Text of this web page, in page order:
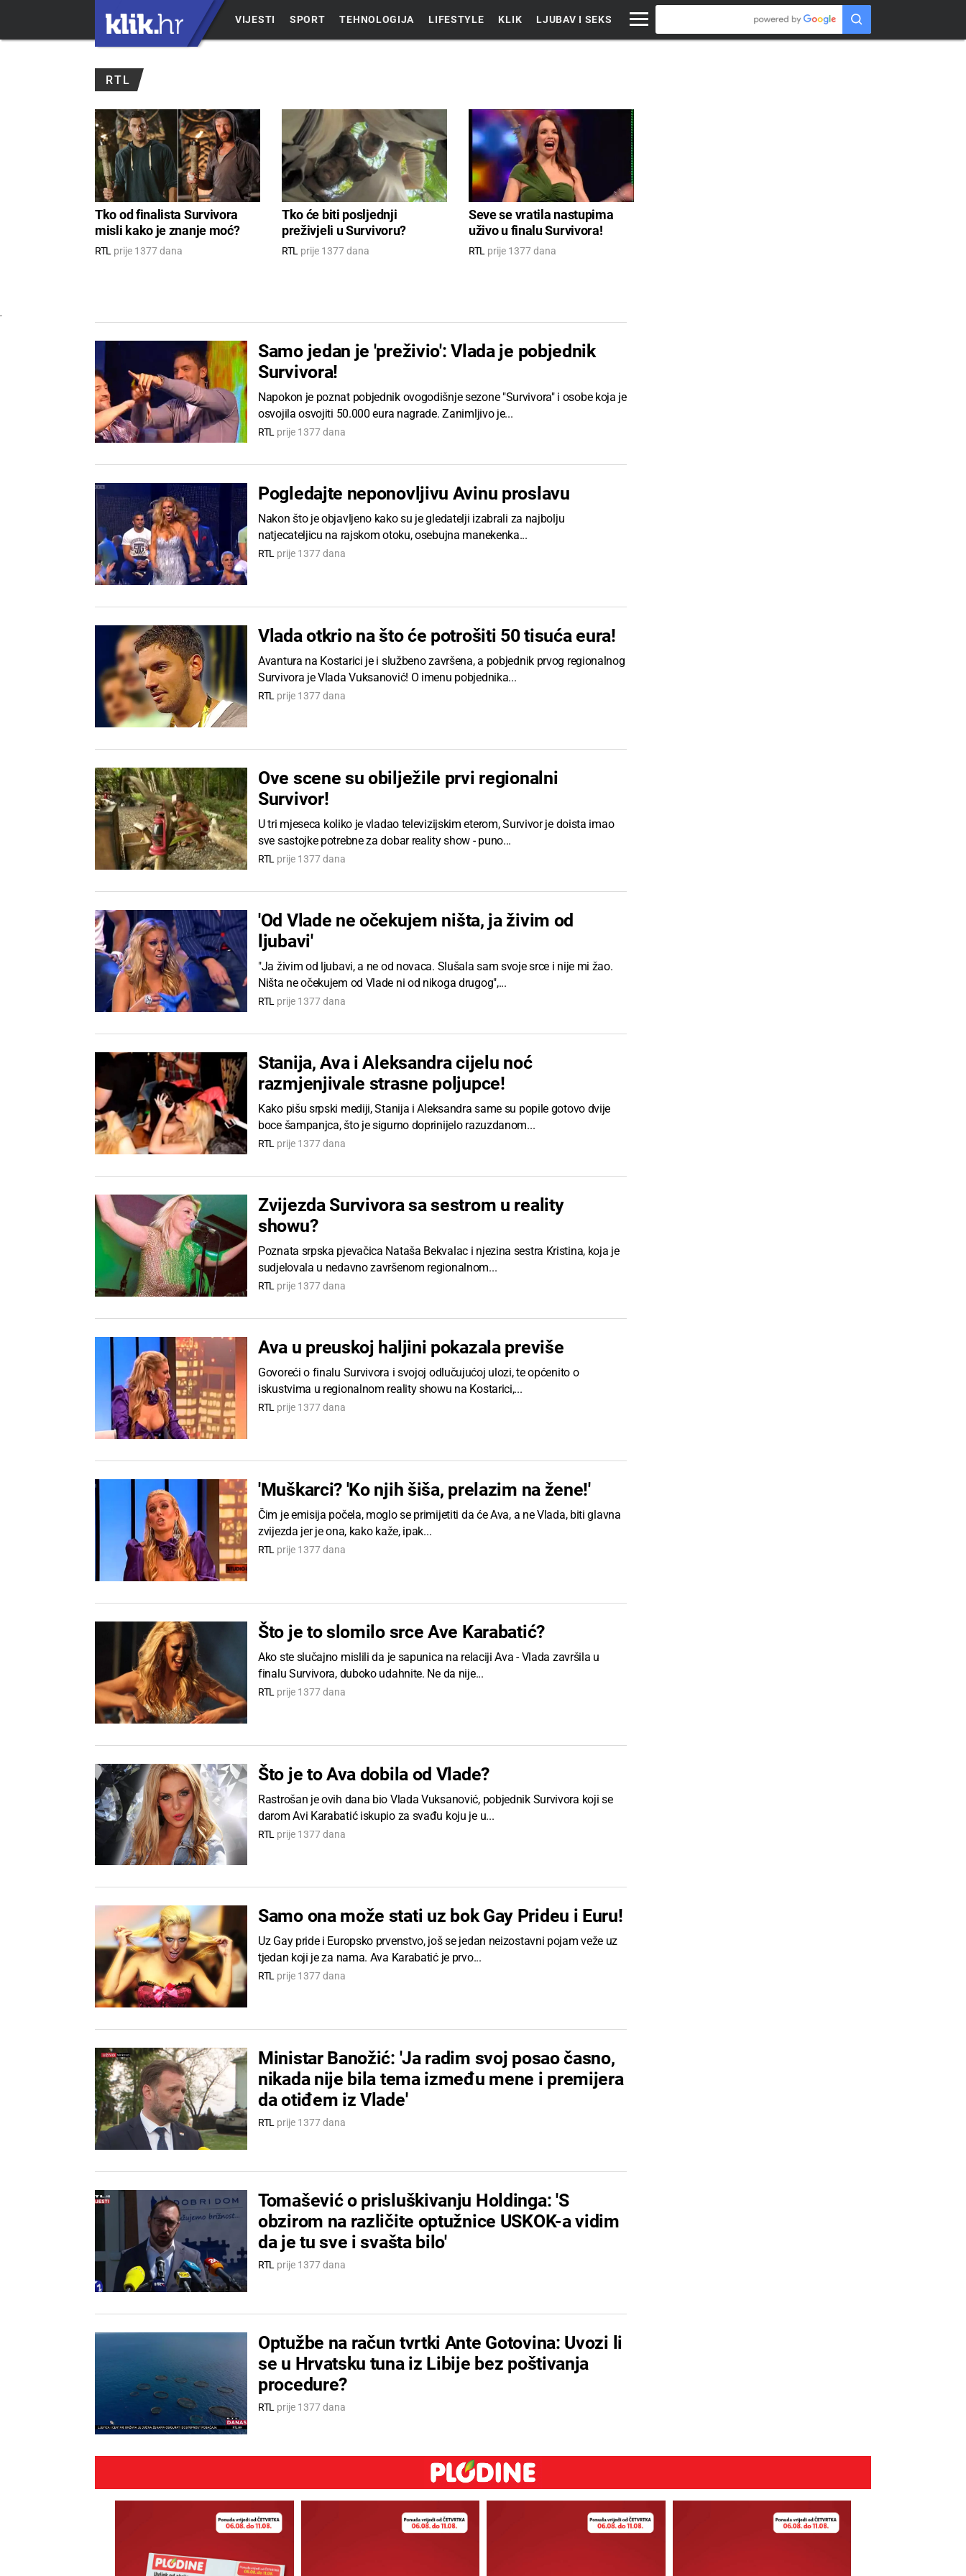
VIJESTI SPORT TEHNOLOGIJA LIFESTYLE KLIK LJUBAV I SEKS
RTL
Tko od finalista Survivora
misli kako je znanje moć?
RTL prije 1377 dana
Tko će biti posljednji
preživjeli u Survivoru?
RTL prije 1377 dana
Seve se vratila nastupima
uživo u finalu Survivora!
RTL prije 1377 dana
-
Samo jedan je 'preživio': Vlada je pobjednik
Survivora!
Napokon je poznat pobjednik ovogodišnje sezone "Survivora" i osobe koja je
osvojila osvojiti 50.000 eura nagrade. Zanimljivo je...
RTL prije 1377 dana
Pogledajte neponovljivu Avinu proslavu
Nakon što je objavljeno kako su je gledatelji izabrali za najbolju
natjecateljicu na rajskom otoku, osebujna manekenka...
RTL prije 1377 dana
Vlada otkrio na što će potrošiti 50 tisuća eura!
Avantura na Kostarici je i službeno završena, a pobjednik prvog regionalnog
Survivora je Vlada Vuksanović! O imenu pobjednika...
RTL prije 1377 dana
Ove scene su obilježile prvi regionalni
Survivor!
U tri mjeseca koliko je vladao televizijskim eterom, Survivor je doista imao
sve sastojke potrebne za dobar reality show - puno...
RTL prije 1377 dana
'Od Vlade ne očekujem ništa, ja živim od
ljubavi'
"Ja živim od ljubavi, a ne od novaca. Slušala sam svoje srce i nije mi žao.
Ništa ne očekujem od Vlade ni od nikoga drugog",...
RTL prije 1377 dana
Stanija, Ava i Aleksandra cijelu noć
razmjenjivale strasne poljupce!
Kako pišu srpski mediji, Stanija i Aleksandra same su popile gotovo dvije
boce šampanjca, što je sigurno doprinijelo razuzdanom...
RTL prije 1377 dana
Zvijezda Survivora sa sestrom u reality
showu?
Poznata srpska pjevačica Nataša Bekvalac i njezina sestra Kristina, koja je
sudjelovala u nedavno završenom regionalnom...
RTL prije 1377 dana
Ava u preuskoj haljini pokazala previše
Govoreći o finalu Survivora i svojoj odlučujućoj ulozi, te općenito o
iskustvima u regionalnom reality showu na Kostarici,...
RTL prije 1377 dana
'Muškarci? 'Ko njih šiša, prelazim na žene!'
Čim je emisija počela, moglo se primijetiti da će Ava, a ne Vlada, biti glavna
zvijezda jer je ona, kako kaže, ipak...
RTL prije 1377 dana
Što je to slomilo srce Ave Karabatić?
Ako ste slučajno mislili da je sapunica na relaciji Ava - Vlada završila u
finalu Survivora, duboko udahnite. Ne da nije...
RTL prije 1377 dana
Što je to Ava dobila od Vlade?
Rastrošan je ovih dana bio Vlada Vuksanović, pobjednik Survivora koji se
darom Avi Karabatić iskupio za svađu koju je u...
RTL prije 1377 dana
Samo ona može stati uz bok Gay Prideu i Euru!
Uz Gay pride i Europsko prvenstvo, još se jedan neizostavni pojam veže uz
tjedan koji je za nama. Ava Karabatić je prvo...
RTL prije 1377 dana
Ministar Banožić: 'Ja radim svoj posao časno,
nikada nije bila tema između mene i premijera
da otiđem iz Vlade'
RTL prije 1377 dana
Tomašević o prisluškivanju Holdinga: 'S
obzirom na različite optužnice USKOK-a vidim
da je tu sve i svašta bilo'
RTL prije 1377 dana
Optužbe na račun tvrtki Ante Gotovina: Uvozi li
se u Hrvatsku tuna iz Libije bez poštivanja
procedure?
RTL prije 1377 dana